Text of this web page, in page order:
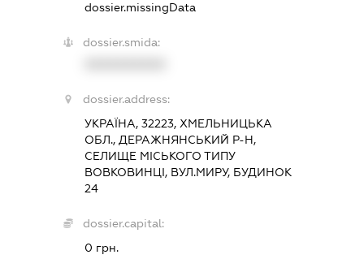
dossier.missingData
dossier.smida:
dossier.address:
УКРАЇНА, 32223, ХМЕЛЬНИЦЬКА
ОБЛ., ДЕРАЖНЯНСЬКИЙ Р-Н,
СЕЛИЩЕ МІСЬКОГО ТИПУ
ВОВКОВИНЦІ, ВУЛ.МИРУ, БУДИНОК
24
dossier.capital:
0 грн.